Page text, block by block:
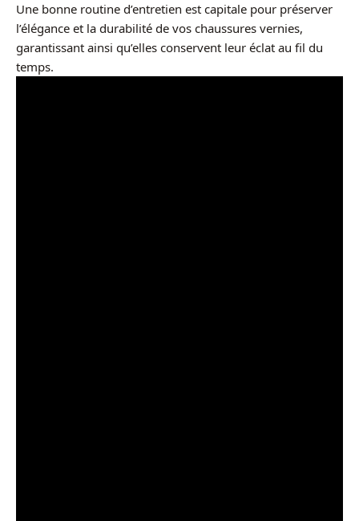
Une bonne routine d’entretien est capitale pour préserver
l’élégance et la durabilité de vos chaussures vernies,
garantissant ainsi qu’elles conservent leur éclat au fil du
temps.